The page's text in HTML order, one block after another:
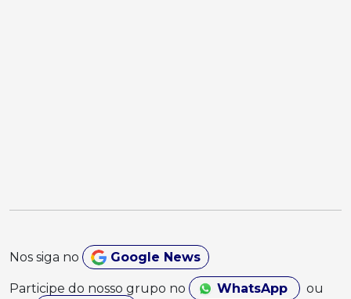
Nos siga no Google News
Participe do nosso grupo no WhatsApp
ou